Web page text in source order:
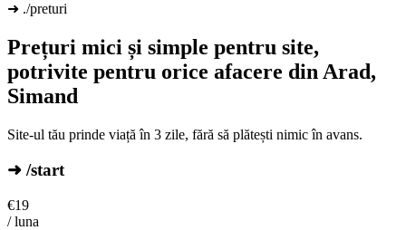
➜ ./preturi
Prețuri mici și simple pentru site,
potrivite pentru orice afacere din Arad,
Simand
Site-ul tău prinde viață în 3 zile, fără să plătești nimic în avans.
➜ /start
€19
/ luna